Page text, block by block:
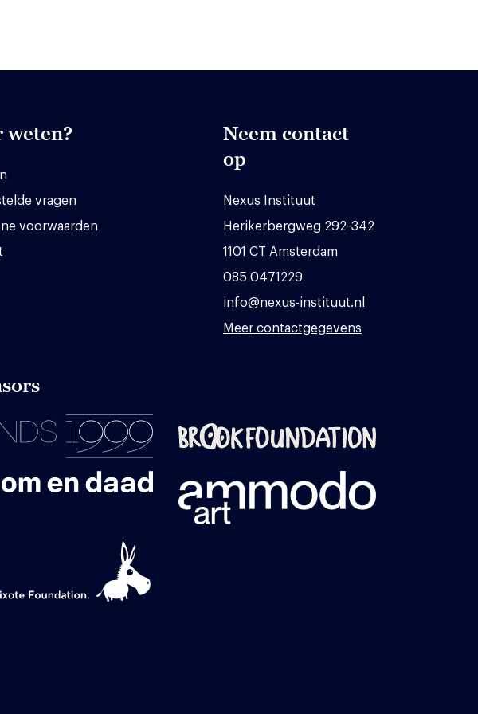
weten?
vragen
voorwaarden
Neem contact
op
Nexus Instituut
Herikerbergweg 292-342
1101 CT Amsterdam
085 0471229
info@nexus-instituut.nl
Meer contactgegevens